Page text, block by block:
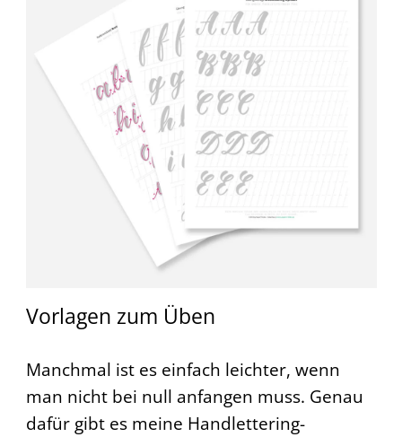
Vorlagen zum Üben
Manchmal ist es einfach leichter, wenn
man nicht bei null anfangen muss. Genau
dafür gibt es meine Handlettering-